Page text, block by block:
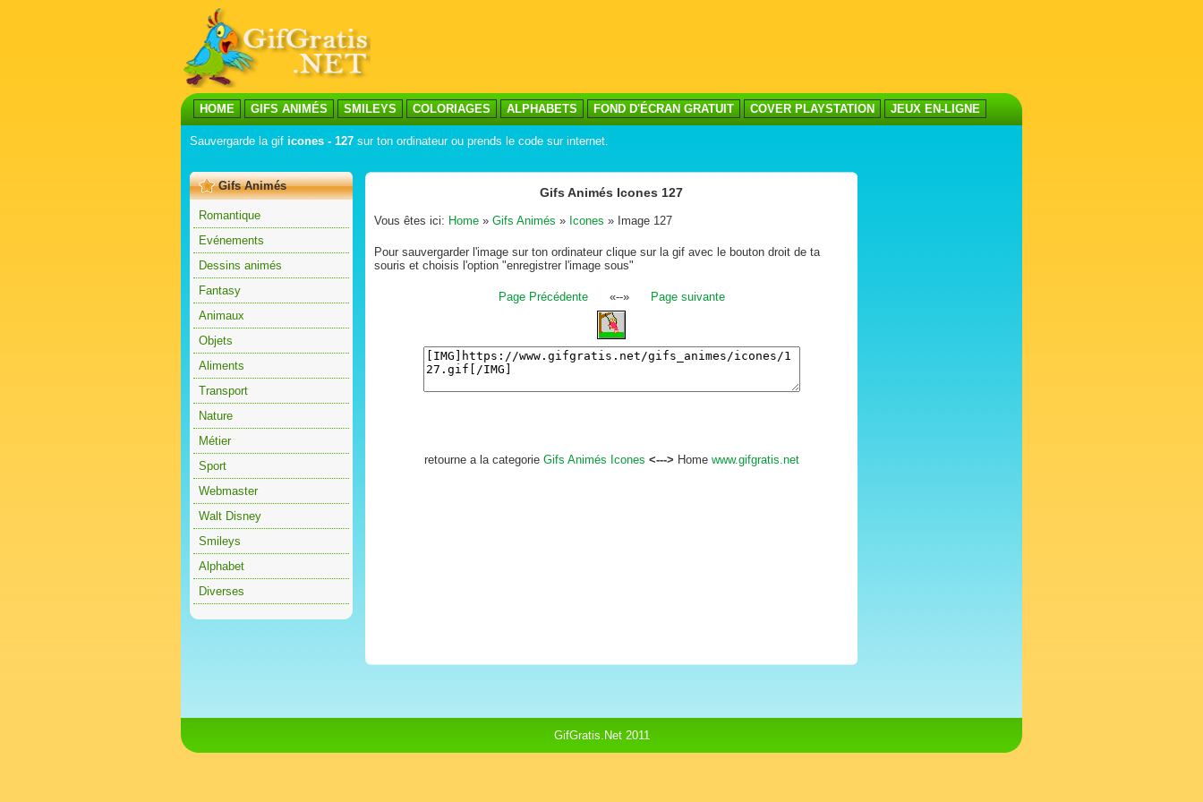
HOME GIFS ANIMÉS SMILEYS COLORIAGES ALPHABETS FOND D'ÉCRAN GRATUIT COVER PLAYSTATION JEUX EN-LIGNE
Sauvergarde la gif icones - 127 sur ton ordinateur ou prends le code sur internet.
Gifs Animés
Romantique
Evénements
Dessins animés
Fantasy
Animaux
Objets
Aliments
Transport
Nature
Métier
Sport
Webmaster
Walt Disney
Smileys
Alphabet
Diverses
Gifs Animés Icones 127
Vous êtes ici: Home » Gifs Animés » Icones » Image 127
Pour sauvergarder l'image sur ton ordinateur clique sur la gif avec le bouton droit de ta
souris et choisis l'option "enregistrer l'image sous"
Page Précédente«--» Page suivante
retourne a la categorie Gifs Animés Icones <---> Home www.gifgratis.net
GifGratis.Net 2011